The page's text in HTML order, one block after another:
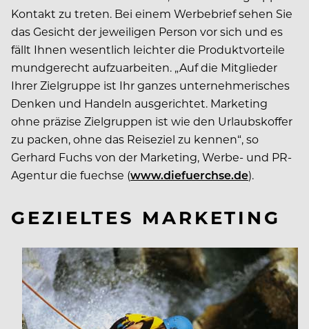
Kontakt zu treten. Bei einem Werbebrief sehen Sie
das Gesicht der jeweiligen Person vor sich und es
fällt Ihnen wesentlich leichter die Produktvorteile
mundgerecht aufzuarbeiten. „Auf die Mitglieder
Ihrer Zielgruppe ist Ihr ganzes unternehmerisches
Denken und Handeln ausgerichtet. Marketing
ohne präzise Zielgruppen ist wie den Urlaubskoffer
zu packen, ohne das Reiseziel zu kennen“, so
Gerhard Fuchs von der Marketing, Werbe- und PR-
Agentur die fuechse (www.diefuerchse.de).
GEZIELTES MARKETING